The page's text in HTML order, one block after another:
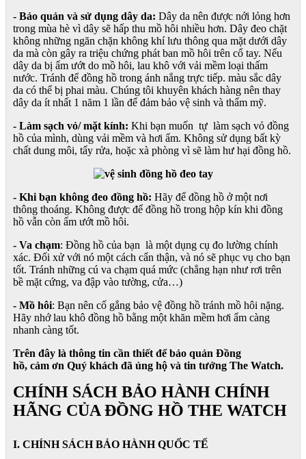
- Bảo quản và sử dụng dây da: Dây da nên được nới lỏng hơn
trong mùa hè vì dây sẽ hấp thu mồ hôi nhiều hơn. Dây đeo chặt
không những ngăn chặn không khí lưu thông qua mặt dưới dây
da mà còn gây ra triệu chứng phát ban mồ hôi trên cổ tay. Nếu
dây da bị ẩm ướt do mồ hôi, lau khô với vải mềm loại thấm
nước. Tránh để đồng hồ trong ánh nắng trực tiếp. màu sắc dây
da có thể bị phai màu. Chúng tôi khuyên khách hàng nên thay
dây da ít nhất 1 năm 1 lần để đảm bảo vệ sinh và thẩm mỹ.
- Làm sạch vỏ/ mặt kính: Khi bạn muốn tự làm sạch vỏ đồng
hồ của mình, dùng vải mềm và hơi ẩm. Không sử dụng bất kỳ
chất dung môi, tẩy rửa, hoặc xà phòng vì sẽ làm hư hại đồng hồ.
- Khi bạn không đeo đồng hồ: Hãy để đồng hồ ở một nơi
thông thoáng. Không được để đồng hồ trong hộp kín khi đồng
hồ vẫn còn ẩm ướt mồ hôi.
- Va chạm: Đồng hồ của bạn là một dụng cụ đo lường chính
xác. Đối xử với nó một cách cẩn thận, và nó sẽ phục vụ cho bạn
tốt. Tránh những cú va chạm quá mức (chẳng hạn như rơi trên
bề mặt cứng, va đập vào tường, cửa…)
- Mồ hôi: Bạn nên cố gắng bảo vệ đồng hồ tránh mồ hôi nặng.
Hãy nhớ lau khô đồng hồ bằng một khăn mềm hơi ẩm càng
nhanh càng tốt.
Trên đây là thông tin cần thiết để bảo quản Đồng
hồ, cảm ơn Quý khách đã ủng hộ và tin tưởng The Watch.
CHÍNH SÁCH BẢO HÀNH CHÍNH
HÃNG CỦA ĐỒNG HỒ THE WATCH
I. CHÍNH SÁCH BẢO HÀNH QUỐC TẾ